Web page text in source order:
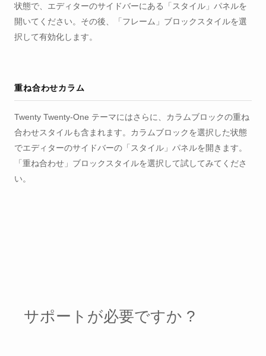
状態で、エディターのサイドバーにある「スタイル」パネルを
開いてください。その後、「フレーム」ブロックスタイルを選
択して有効化します。
重ね合わせカラム
Twenty Twenty-One テーマにはさらに、カラムブロックの重ね
合わせスタイルも含まれます。カラムブロックを選択した状態
でエディターのサイドバーの「スタイル」パネルを開きます。
「重ね合わせ」ブロックスタイルを選択して試してみてくださ
い。
サポートが必要ですか ?